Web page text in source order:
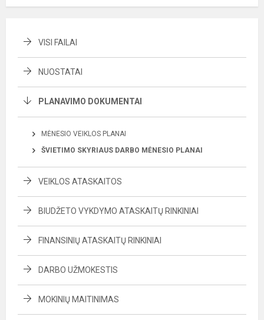
VISI FAILAI
NUOSTATAI
PLANAVIMO DOKUMENTAI
MĖNESIO VEIKLOS PLANAI
ŠVIETIMO SKYRIAUS DARBO MĖNESIO PLANAI
VEIKLOS ATASKAITOS
BIUDŽETO VYKDYMO ATASKAITŲ RINKINIAI
FINANSINIŲ ATASKAITŲ RINKINIAI
DARBO UŽMOKESTIS
MOKINIŲ MAITINIMAS